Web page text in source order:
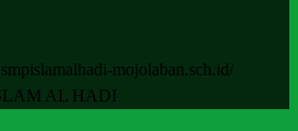
mojolaban.sch.id/
AL HADI